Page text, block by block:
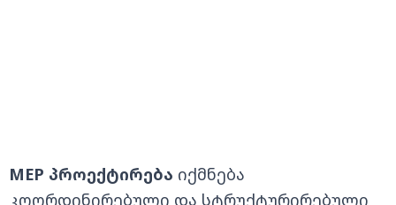
MEP პროექტირება იქმნება
კოორდინირებული და სტრუქტურირებული